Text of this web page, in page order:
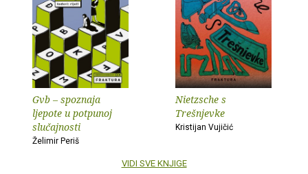
Gvb – spoznaja
ljepote u potpunoj
slučajnosti
Želimir Periš
Nietzsche s
Trešnjevke
Kristijan Vujičić
VIDI SVE KNJIGE